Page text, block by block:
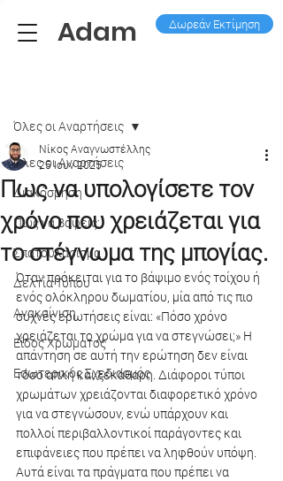
Adam Δωρεάν Εκτίμηση
Όλες οι Aναρτήσεις
Διακόσμηση
Πως να βάψεις;
Σπατουλάρισμα
Δελτία Τύπου
Ανακαίνιση
Είδος Χρώματος
Εσωτερικός Σχεδιασμός
Όλες οι Aναρτήσεις
Πως να υπολογίσετε τον
χρόνο που χρειάζεται για
το στέγνωμα της μπογίας.
Νίκος Αναγνωστέλλης
25 Ιουν 2025
Όταν πρόκειται για το βάψιμο ενός τοίχου ή
ενός ολόκληρου δωματίου, μία από τις πιο
συχνές ερωτήσεις είναι: «Πόσο χρόνο
χρειάζεται το χρώμα για να στεγνώσει;» Η
απάντηση σε αυτή την ερώτηση δεν είναι
τόσο απλή και ξεκάθαρη. Διάφοροι τύποι
χρωμάτων χρειάζονται διαφορετικό χρόνο
για να στεγνώσουν, ενώ υπάρχουν και
πολλοί περιβαλλοντικοί παράγοντες και
επιφάνειες που πρέπει να ληφθούν υπόψη.
Αυτά είναι τα πράγματα που πρέπει να